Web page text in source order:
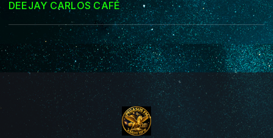
DEEJAY CARLOS CAFÉ